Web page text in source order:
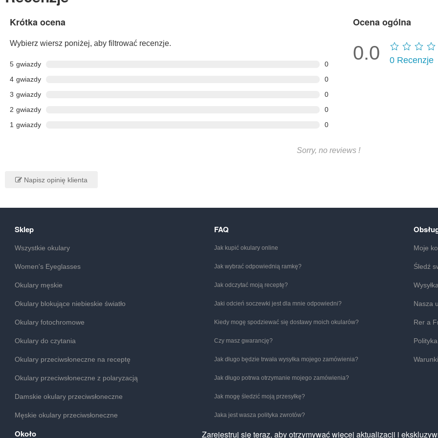
Krótka ocena
Wybierz wiersz poniżej, aby filtrować recenzje.
5 gwiazdy
0
4 gwiazdy
0
3 gwiazdy
0
2 gwiazdy
0
1 gwiazdy 0
Ocena ogólna
0.0 0 Recenzje
Sorry, no reviews !
Napisz opinię klienta
Sklep
Wszystkie okulary
Women's Eyeglasses
Okulary męskie
Okulary blokujące niebieskie światło
Okulary fotochromowe
Okulary do czytania
Okulary przeciwsłoneczne na receptę
Okulary przeciwsłoneczne z polaryzacją
Damskie okulary przeciwsłoneczne
Męskie okulary przeciwsłoneczne
FAQ
Jak kupić okulary online
Jak wybrać odpowiednią ramkę?
Jak odczytać moją receptę?
Jaki odcień soczewki jest dla mnie odpowiedni?
Kiedy mogę spodziewać się dostawy moich okularów?
Czy masz gwarancję?
Jak długo będzie trwała wysyłka mojego zamówienia?
Jak długo potrwa otrzymanie mojego zamówienia?
Jak mogę śledzić moją przesyłkę?
Jaka jest wasza polityka zwrotów?
Moje
Śledź
Nasza
Rer a
Około Zarejestruj się teraz, aby otrzymywać więcej aktualizacji i